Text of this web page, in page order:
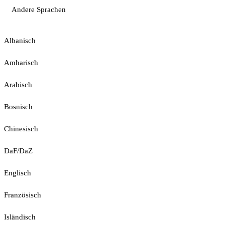
Andere Sprachen
Albanisch
Amharisch
Arabisch
Bosnisch
Chinesisch
DaF/DaZ
Englisch
Französisch
Isländisch